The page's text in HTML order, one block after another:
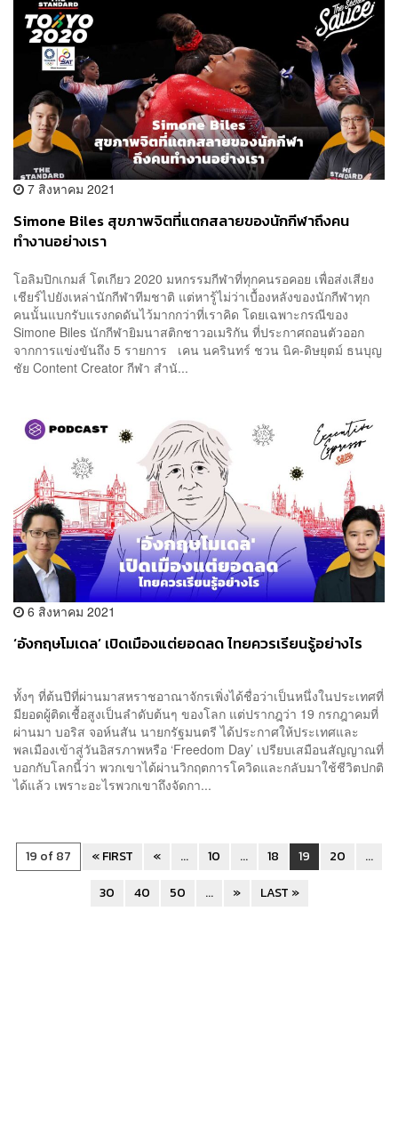
7 สิงหาคม 2021
Simone Biles สุขภาพจิตที่แตกสลายของนักกีฬาถึงคน
ทำงานอย่างเรา
โอลิมปิกเกมส์ โตเกียว 2020 มหกรรมกีฬาที่ทุกคนรอคอย เพื่อส่งเสียง
เชียร์ไปยังเหล่านักกีฬาทีมชาติ แต่หารู้ไม่ว่าเบื้องหลังของนักกีฬาทุก
คนนั้นแบกรับแรงกดดันไว้มากกว่าที่เราคิด โดยเฉพาะกรณีของ
Simone Biles นักกีฬายิมนาสติกชาวอเมริกัน ที่ประกาศถอนตัวออก
จากการแข่งขันถึง 5 รายการ เคน นครินทร์ ชวน นิค-ดิษยุตม์ ธนบุญ
ชัย Content Creator กีฬา สำนั...
6 สิงหาคม 2021
‘อังกฤษโมเดล’ เปิดเมืองแต่ยอดลด ไทยควรเรียนรู้อย่างไร
ทั้งๆ ที่ต้นปีที่ผ่านมาสหราชอาณาจักรเพิ่งได้ชื่อว่าเป็นหนึ่งในประเทศที่
มียอดผู้ติดเชื้อสูงเป็นลำดับต้นๆ ของโลก แต่ปรากฎว่า 19 กรกฎาคมที่
ผ่านมา บอริส จอห์นสัน นายกรัฐมนตรี ได้ประกาศให้ประเทศและ
พลเมืองเข้าสู่วันอิสรภาพหรือ ‘Freedom Day’ เปรียบเสมือนสัญญาณที่
บอกกับโลกนี้ว่า พวกเขาได้ผ่านวิกฤตการโควิดและกลับมาใช้ชีวิตปกติ
ได้แล้ว เพราะอะไรพวกเขาถึงจัดกา...
19 of 87 « FIRST « ... 10 ... 18 19 20
...
30
40 50 ... » LAST »